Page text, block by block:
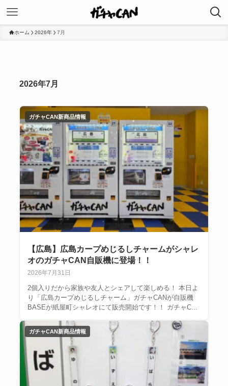
ホーム 2026年 7月
2026年7月
ガチャCAN新商品情報
【広島】広島カープめじるしチャームがシャレ
オのガチャCAN自販機に登場！！
2026年7月31日
2個入りだから家族や友人とシェアして楽しめる！ 本日よ
り「広島カープめじるしチャーム」ガチャCANが自販機
BASEが紙屋町シャレオにて販売開始です！！ ガチャC...
ガチャCAN新商品情報